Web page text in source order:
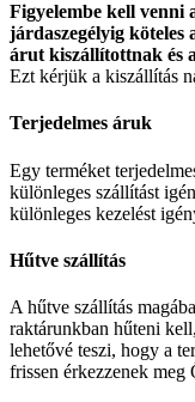
Figyelembe kell venni
járdaszegélyig
árut kiszállítottnak és
Ezt kérjük a kiszállítás
Terjedelmes áruk
Egy terméket
különleges szállítást
különleges kezelést
Hűtve szállítás
A hűtve szállítás
raktárunkban hűteni
lehetővé teszi, hogy a
frissen érkezzenek meg